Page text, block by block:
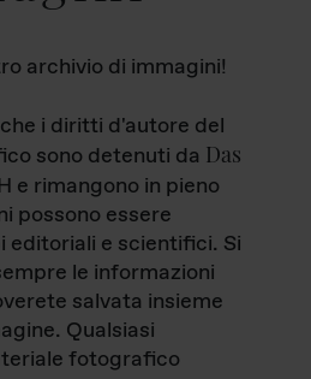
archivio di immagini!
i diritti d'autore del
sono detenuti da Das
e rimangono in pieno
possono essere
editoriali e scientifici. Si
le informazioni
salvata insieme
Qualsiasi
fotografico